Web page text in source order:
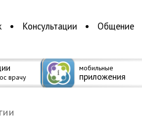
Консультации Общение
врачу
мобильные
приложения